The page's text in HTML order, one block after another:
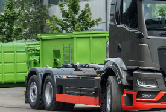
Service 24
Injector repairs
Second Life
ComfortSenior